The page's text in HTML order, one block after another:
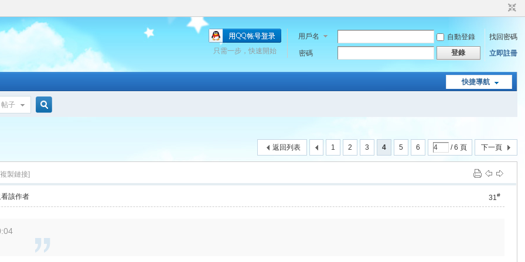
用戶名 自動登錄
找回密碼
密碼
登錄 立即註冊
只需一步，快速開始
快捷導航
帖子
1 2 3 4 5 6 / 6 頁 下一頁
返回列表
[複製鏈接]
31#
看該作者